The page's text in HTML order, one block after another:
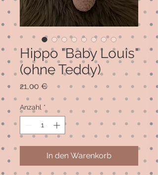
Hippo "Baby Louis"
(ohne Teddy)
21,00 €Preis
Anzahl *
In den Warenkorb